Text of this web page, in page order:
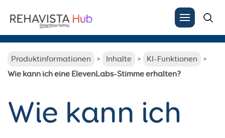
for:
Produktinformationen Inhalte
KI-Funktionen
Wie kann ich eine ElevenLabs-Stimme erhalten?
Wie kann ich